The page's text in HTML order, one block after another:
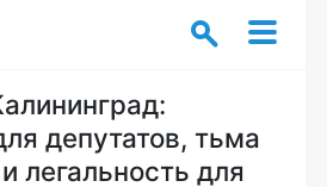
депутатов, тьма
легальность для